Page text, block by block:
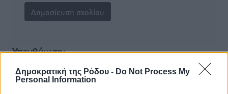
Δημοκρατική της Ρόδου - Do Not Process My
Personal Information
Υπενθύμιση:
Για την μερική αναπαραγωγή της είδησης από άλλες